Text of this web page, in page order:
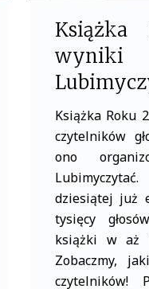
Książka Roku
czytelników
ono
dziesiątej już
tysięcy
książki w aż
Zobaczmy,
czytelników!